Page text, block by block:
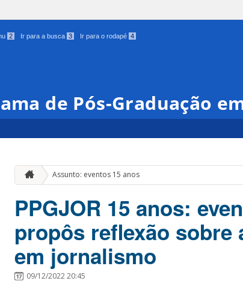
2 Ir para a busca 3 Ir para o rodapé 4
de Pós-Graduação
Assunto: eventos 15 anos
PPGJOR 15 anos:
propôs reflexão sobre
em jornalismo
09/12/2022 20:45